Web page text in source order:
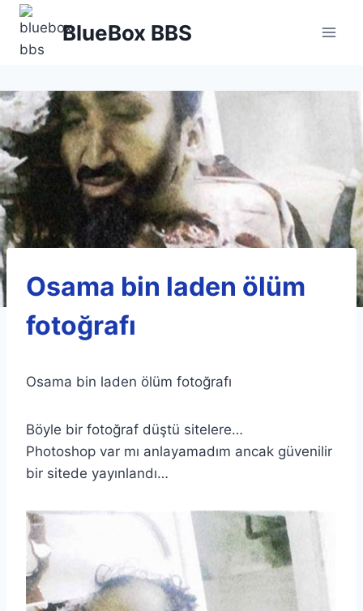
Skip
content
BlueBox BBS
Osama bin laden ölüm
fotoğrafı
Osama bin laden ölüm fotoğrafı
Böyle bir fotoğraf düştü sitelere…
Photoshop var mı anlayamadım ancak güvenilir
bir sitede yayınlandı…